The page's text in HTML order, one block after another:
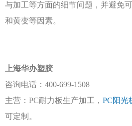
与加工等方面的细节问题，并避免
和黄变等因素。
上海华办塑胶
咨询电话： 400-699-1508
主营： PC耐力板生产加工， PC阳光
可定制。